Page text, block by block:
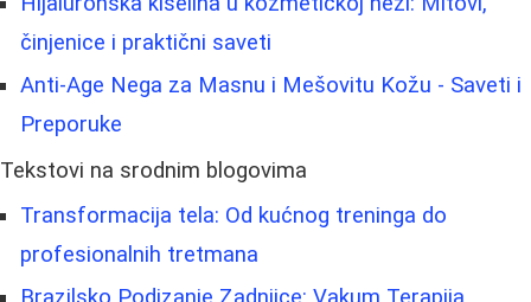
činjenice i praktični saveti
Anti-Age Nega za Masnu i Mešovitu Kožu - Saveti i
Preporuke
Tekstovi na srodnim blogovima
Transformacija tela: Od kućnog treninga do
profesionalnih tretmana